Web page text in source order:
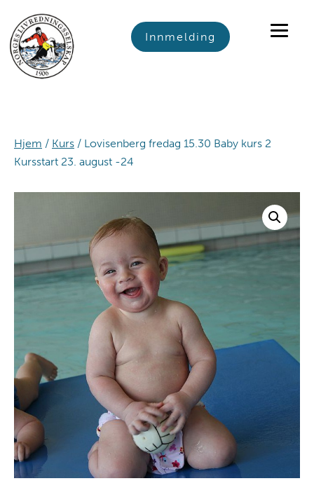
primary
navigation
main
content
footer
Innmelding
Hjem / Kurs / Lovisenberg fredag 15.30 Baby kurs 2
Kursstart 23. august -24